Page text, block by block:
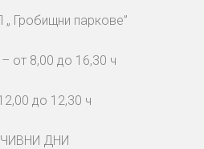
паркове”
от 8,00 до 16,30 ч
до 12,30 ч
ДНИ